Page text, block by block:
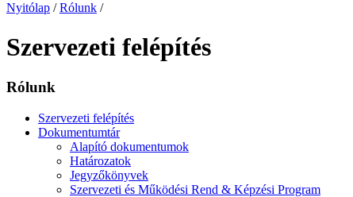
Nyitólap / Rólunk /
Szervezeti felépítés
Rólunk
Szervezeti felépítés
Dokumentumtár
Alapító dokumentumok
Határozatok
Jegyzőkönyvek
Szervezeti és Működési Rend & Képzési Program